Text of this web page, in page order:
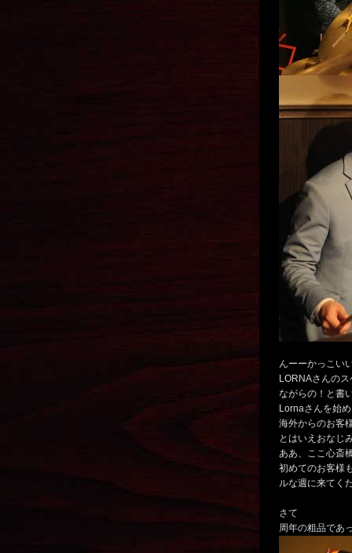
んーーかっこい
LORNAさんの
ながらの！と書
Lornaさんを始
海外からのお客
とはいえおなじ
ああ、ここ心斎
初めてのお客様
ルな週に来てく
さて
周年の粗品であ